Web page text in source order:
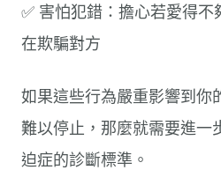
✅ 害怕犯錯：擔心若愛得
在欺騙對方
如果這些行為嚴重影響到你
難以停止，那麼就需要進一
迫症的診斷標準。